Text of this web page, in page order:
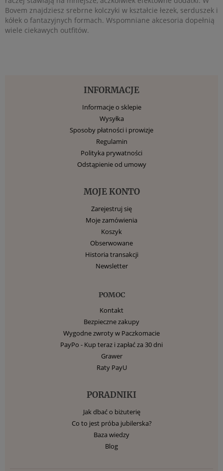
Bovem znajdziesz srebrne kolczyki w kształcie łezek, serduszek i
kółek o fantazyjnych formach. Wspomniane akcesoria dopełnią
wiele ciekawych outfitów.
INFORMACJE
Informacje o sklepie
Wysyłka
Sposoby płatności i prowizje
Regulamin
Polityka prywatności
Odstąpienie od umowy
MOJE KONTO
Zarejestruj się
Moje zamówienia
Koszyk
Obserwowane
Historia transakcji
Newsletter
POMOC
Kontakt
Bezpieczne zakupy
Wygodne zwroty w Paczkomacie
PayPo - Kup teraz i zapłać za 30 dni
Grawer
Raty PayU
PORADNIKI
Jak dbać o biżuterię
Co to jest próba jubilerska?
Baza wiedzy
Blog